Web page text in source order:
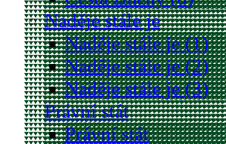
Naděje stále je
Naděje stále je (1)
Naděje stále je (2)
Naděje stále je (3)
Právní stát
Právní stát